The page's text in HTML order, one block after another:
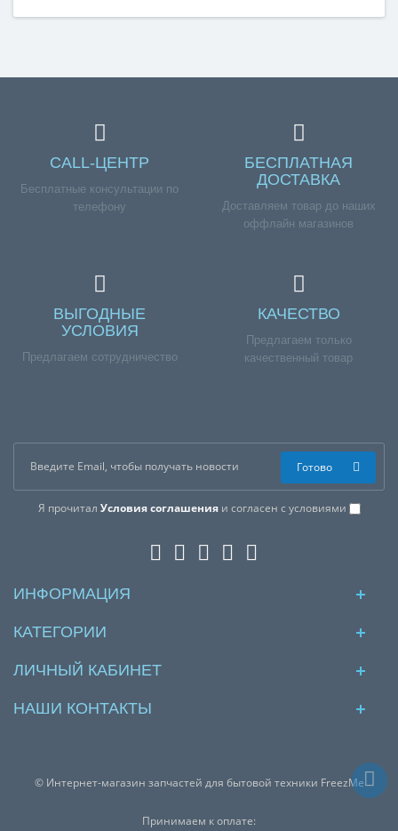
CALL-ЦЕНТР
Бесплатные консультации по
телефону
БЕСПЛАТНАЯ
ДОСТАВКА
Доставляем товар до наших
оффлайн магазинов
ВЫГОДНЫЕ
УСЛОВИЯ
Предлагаем сотрудничество
КАЧЕСТВО
Предлагаем только
качественный товар
Я прочитал Условия соглашенияи согласен с условиями
Готово
ИНФОРМАЦИЯ
КАТЕГОРИИ
ЛИЧНЫЙ КАБИНЕТ
НАШИ КОНТАКТЫ
© Интернет-магазин запчастей для бытовой техники FreezMe
Принимаем к оплате: